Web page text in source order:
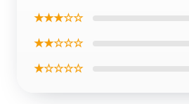
★★★☆☆
★★☆☆☆
★☆☆☆☆